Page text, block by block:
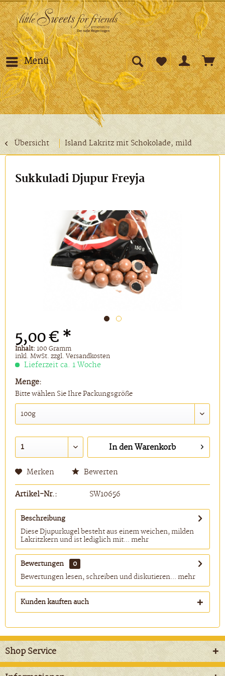
Menü
Übersicht Island Lakritz mit Schokolade, mild
Sukkuladi Djupur Freyja
5,00 € *
Inhalt:100 Gramm
inkl. MwSt.zzgl. Versandkosten
Lieferzeit ca. 1 Woche
Menge:
Bitte wählen Sie Ihre Packungsgröße
In den Warenkorb
Merken Bewerten
Artikel-Nr.: SW10656
Beschreibung
Diese Djupurkugel besteht aus einem weichen, milden
Lakritzkern und ist lediglich mit... mehr
Bewertungen
0
Bewertungen lesen, schreiben und diskutieren... mehr
Kunden kauften auch
Shop Service